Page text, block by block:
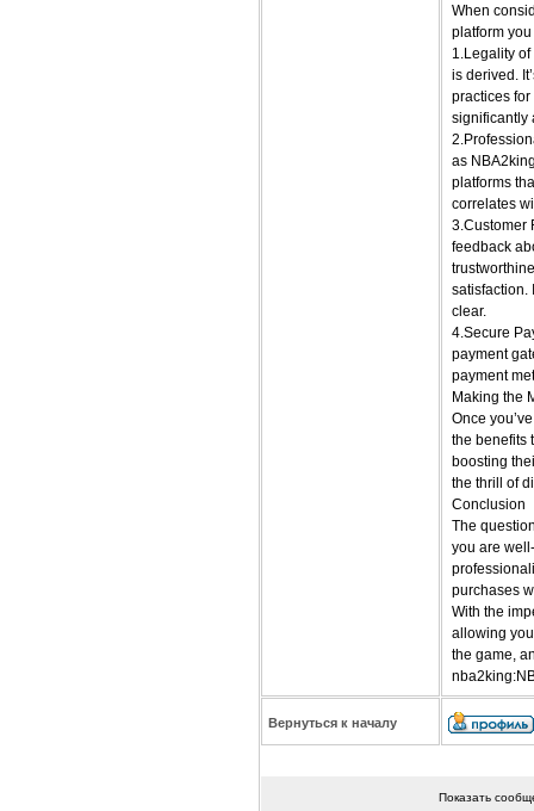
When
platform
1.Legality
is derived.
practices
significantly
as
platforms
correlates
3.Customer
feedback
satisfaction.
clear.
4.Secure
payment
payment
Making the
Once
the benefits
boosting
the thrill of
Conclusion
The
you are
purchases
With the
allowing
the game,
Вернуться к началу
Показать